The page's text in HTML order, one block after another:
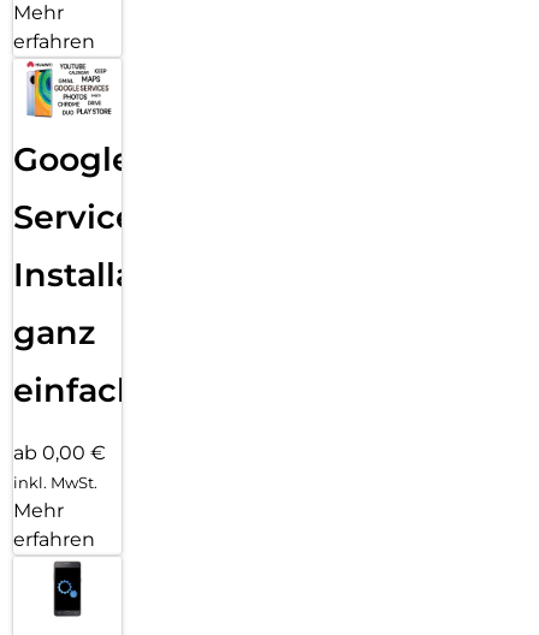
Mehr
erfahren
Google
Services
Installation
ganz
einfach
ab 0,00 €
inkl. MwSt.
Mehr
erfahren